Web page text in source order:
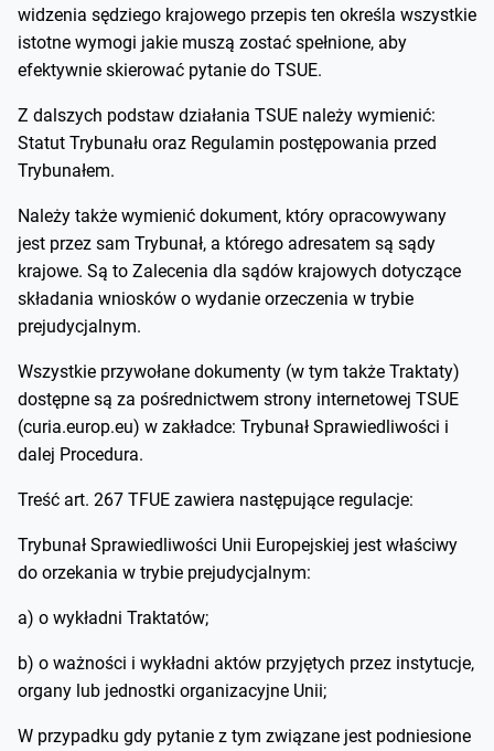
widzenia sędziego krajowego przepis ten określa wszystkie
istotne wymogi jakie muszą zostać spełnione, aby
efektywnie skierować pytanie do TSUE.
Z dalszych podstaw działania TSUE należy wymienić:
Statut Trybunału oraz Regulamin postępowania przed
Trybunałem.
Należy także wymienić dokument, który opracowywany
jest przez sam Trybunał, a którego adresatem są sądy
krajowe. Są to Zalecenia dla sądów krajowych dotyczące
składania wniosków o wydanie orzeczenia w trybie
prejudycjalnym.
Wszystkie przywołane dokumenty (w tym także Traktaty)
dostępne są za pośrednictwem strony internetowej TSUE
(curia.europ.eu) w zakładce: Trybunał Sprawiedliwości i
dalej Procedura.
Treść art. 267 TFUE zawiera następujące regulacje:
Trybunał Sprawiedliwości Unii Europejskiej jest właściwy
do orzekania w trybie prejudycjalnym:
a) o wykładni Traktatów;
b) o ważności i wykładni aktów przyjętych przez instytucje,
organy lub jednostki organizacyjne Unii;
W przypadku gdy pytanie z tym związane jest podniesione